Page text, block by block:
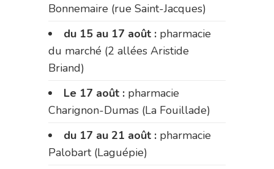
Bonnemaire (rue Saint-Jacques)
du 15 au 17 août : pharmacie
du marché (2 allées Aristide
Briand)
Le 17 août : pharmacie
Charignon-Dumas (La Fouillade)
du 17 au 21 août : pharmacie
Palobart (Laguépie)